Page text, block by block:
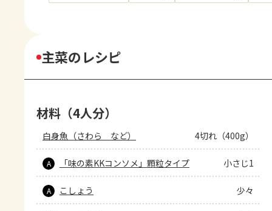
主菜のレシピ
材料（4人分）
白身魚（さわら　など） 4切れ（400g）
A 「味の素KKコンソメ」顆粒タイプ 小さじ1
A こしょう 少々